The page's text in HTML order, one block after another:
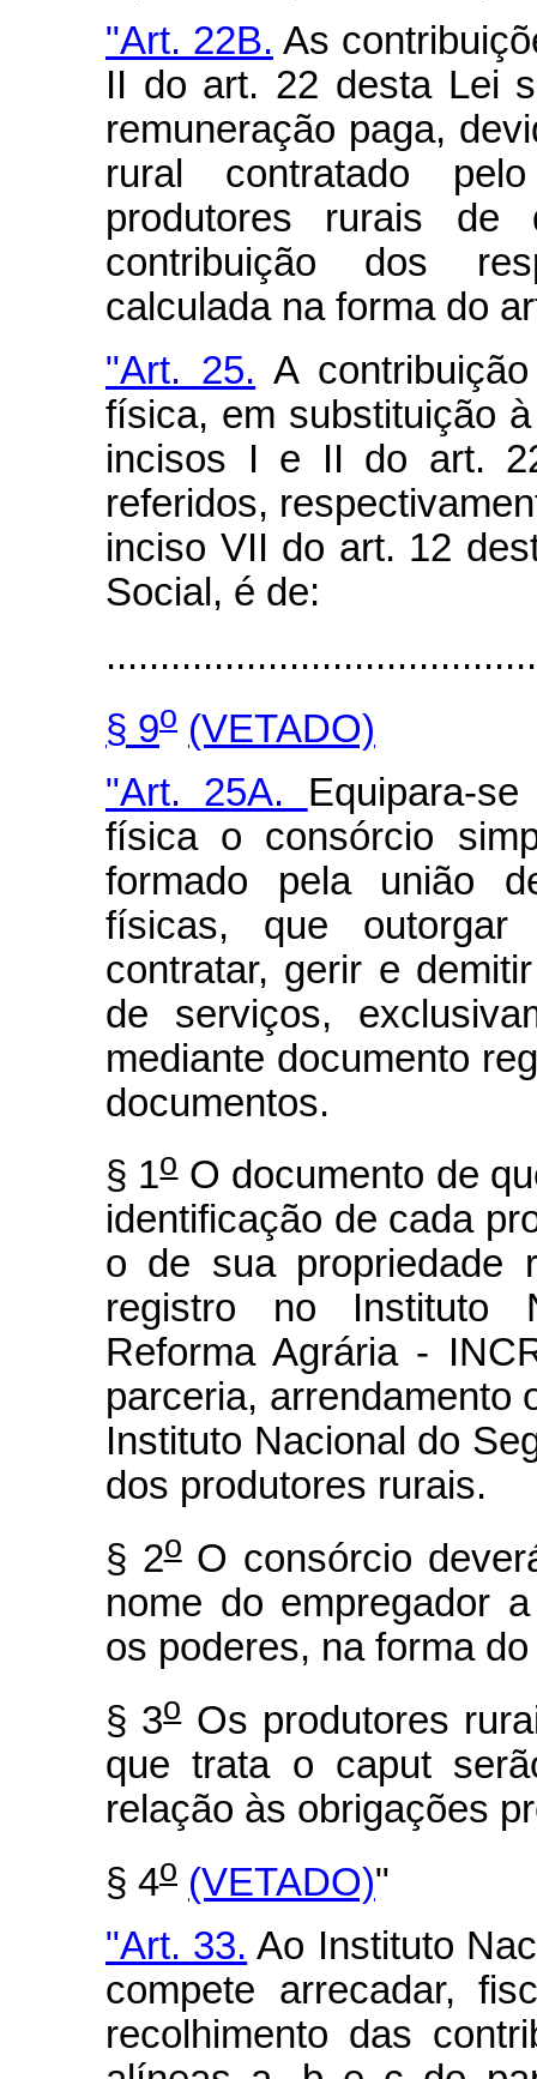
"Art. 22B. As
II do art. 22 desta Lei
remuneração paga,
rural contratado
produtores rurais
contribuição dos
calculada na forma do
"Art. 25. A
física, em substituição
incisos I e II do art.
referidos,
inciso VII do art. 12
Social, é de:
§ 9o (VETADO)
"Art. 25A. Equipara-
física o consórcio
formado pela união
físicas, que
contratar, gerir e
de serviços,
mediante documento
documentos.
§ 1oO documento de
identificação de cada
o de sua propriedade
registro no Instituto
Reforma Agrária -
parceria, arrendamento
Instituto Nacional do
dos produtores rurais.
§ 2oO consórcio
nome do empregador
os poderes, na forma
§ 3oOs produtores
que trata o caput
relação às obrigações
§ 4o (VETADO)"
"Art. 33. Ao Instituto
compete arrecadar,
recolhimento das